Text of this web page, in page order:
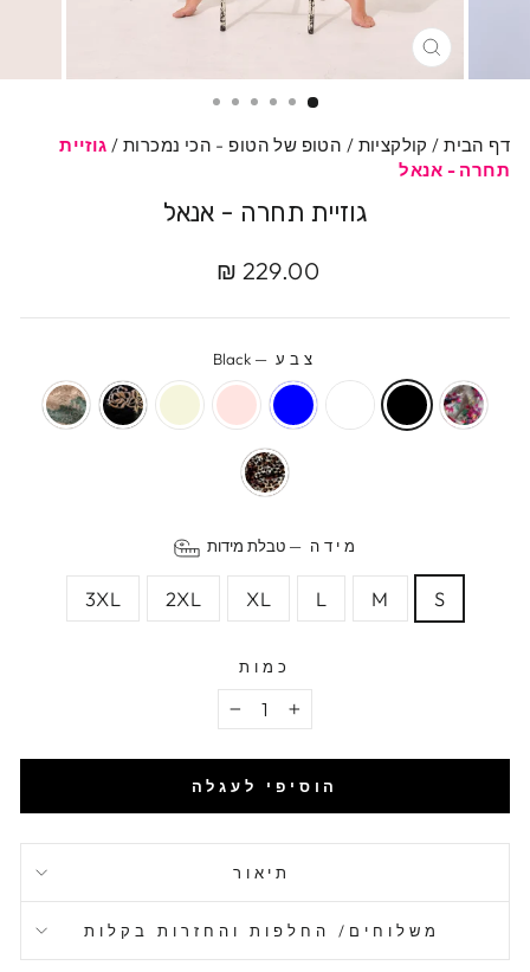
סגרי
דף הבית / קולקציות / הטופ של הטופ - הכי נמכרות / גוזיית
תחרה - אנאל
גוזיית תחרה - אנאל
מחיר
מחיר
229.00 ₪
צבע —
Black
מידה—טבלת מידות
S
M
L
XL
2XL
3XL
כמות
− +
הוסיפי לעגלה
תיאור
משלוחים/ החלפות והחזרות בקלות